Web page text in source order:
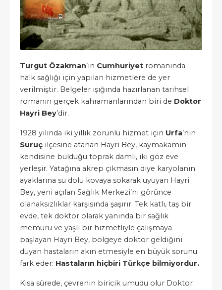
Turgut Özakman’ın Cumhuriyet romanında
halk sağlığı için yapılan hizmetlere de yer
verilmiştir. Belgeler ışığında hazırlanan tarihsel
romanın gerçek kahramanlarından biri de Doktor
Hayri Bey’dir.
1928 yılında iki yıllık zorunlu hizmet için Urfa’nın
Suruç ilçesine atanan Hayri Bey, kaymakamın
kendisine bulduğu toprak damlı, iki göz eve
yerleşir. Yatağına akrep çıkmasın diye karyolanın
ayaklarına su dolu kovaya sokarak uyuyan Hayri
Bey, yeni açılan Sağlık Merkezi’ni görünce
olanaksızlıklar karşısında şaşırır. Tek katlı, taş bir
evde, tek doktor olarak yanında bir sağlık
memuru ve yaşlı bir hizmetliyle çalışmaya
başlayan Hayri Bey, bölgeye doktor geldiğini
duyan hastaların akın etmesiyle en büyük sorunu
fark eder: Hastaların hiçbiri Türkçe bilmiyordur.
Kısa sürede, çevrenin biricik umudu olur Doktor